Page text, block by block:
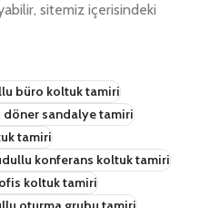
sitemiz içerisindeki
büro koltuk tamiri
sandalye tamiri
tamiri
konferans koltuk tamiri
koltuk tamiri